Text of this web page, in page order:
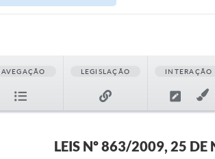
LEGISLAÇÃO INTERAÇÃO
LEIS Nº 863/2009, 25 DE